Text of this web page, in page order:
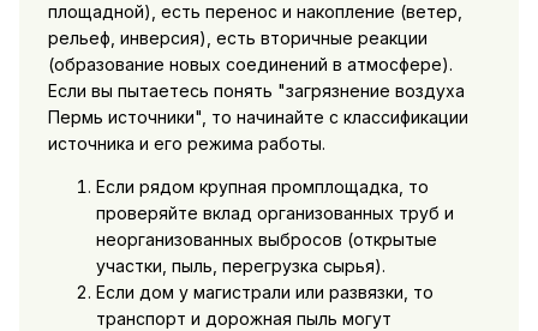
площадной), есть перенос и накопление (ветер,
рельеф, инверсия), есть вторичные реакции
(образование новых соединений в атмосфере).
Если вы пытаетесь понять "загрязнение воздуха
Пермь источники", то начинайте с классификации
источника и его режима работы.
Если рядом крупная промплощадка, то
проверяйте вклад организованных труб и
неорганизованных выбросов (открытые
участки, пыль, перегрузка сырья).
Если дом у магистрали или развязки, то
транспорт и дорожная пыль могут